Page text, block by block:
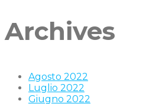
Archives
Agosto 2022
Luglio 2022
Giugno 2022